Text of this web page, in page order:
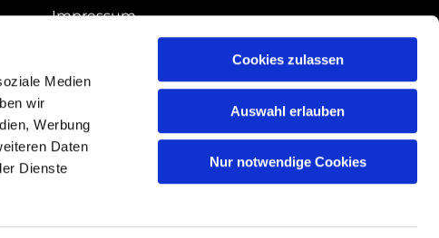
Medien
wir
Werbung
Daten
Dienste
Cookies zulassen
Auswahl erlauben
Nur notwendige Cookies
Impressum